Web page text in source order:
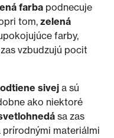
farba podnecuje
tom, zelená
farby,
vzbudzujú pocit
odtiene sivej a sú
ako niektoré
sa zas
materiálmi